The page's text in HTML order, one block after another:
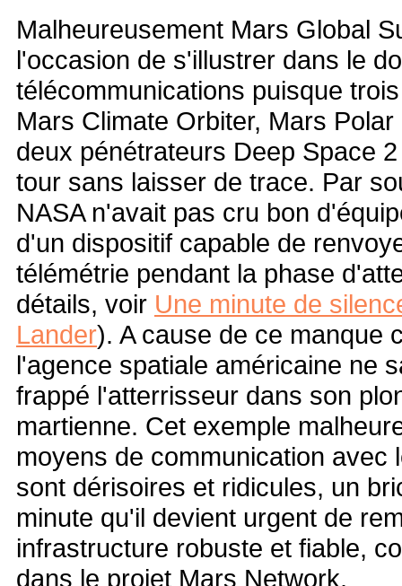
Malheureusement Mars Global
l'occasion de s'illustrer dans le
télécommunications puisque
Mars Climate Orbiter, Mars
deux pénétrateurs Deep Space
tour sans laisser de trace. Par
NASA n'avait pas cru bon
d'un dispositif capable de
télémétrie pendant la phase
détails, voir Une minute de
Lander). A cause de ce manque
l'agence spatiale américaine ne
frappé l'atterrisseur dans son
martienne. Cet exemple
moyens de communication avec
sont dérisoires et ridicules, un
minute qu'il devient urgent de
infrastructure robuste et fiable,
dans le projet Mars Network.